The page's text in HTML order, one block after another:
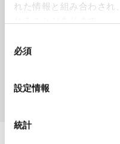
れた情報と組み合わされ
必須
設定情報
統計
製品